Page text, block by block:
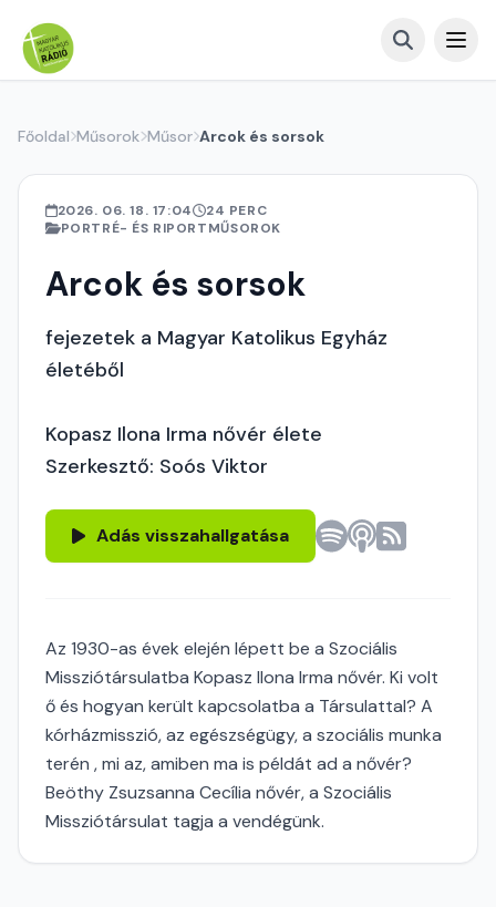
Főoldal Műsorok Műsor Arcok és sorsok
2026. 06. 18. 17:04
24 PERC
PORTRÉ- ÉS RIPORTMŰSOROK
Arcok és sorsok
fejezetek a Magyar Katolikus Egyház
életéből
Kopasz Ilona Irma nővér élete
Szerkesztő: Soós Viktor
Adás visszahallgatása
Az 1930-as évek elején lépett be a Szociális
Missziótársulatba Kopasz Ilona Irma nővér. Ki volt
ő és hogyan került kapcsolatba a Társulattal? A
kórházmisszió, az egészségügy, a szociális munka
terén , mi az, amiben ma is példát ad a nővér?
Beöthy Zsuzsanna Cecília nővér, a Szociális
Missziótársulat tagja a vendégünk.